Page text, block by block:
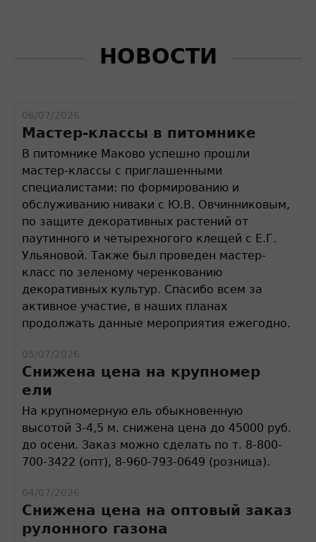
НОВОСТИ
06/07/2026
Мастер-классы в питомнике
В питомнике Маково успешно прошли
мастер-классы с приглашенными
специалистами: по формированию и
обслуживанию ниваки с Ю.В. Овчинниковым,
по защите декоративных растений от
паутинного и четырехногого клещей с Е.Г.
Ульяновой. Также был проведен мастер-
класс по зеленому черенкованию
декоративных культур. Спасибо всем за
активное участие, в наших планах
продолжать данные мероприятия ежегодно.
05/07/2026
Снижена цена на крупномер
ели
На крупномерную ель обыкновенную
высотой 3-4,5 м. снижена цена до 45000 руб.
до осени. Заказ можно сделать по т. 8-800-
700-3422 (опт), 8-960-793-0649 (розница).
04/07/2026
Снижена цена на оптовый заказ
рулонного газона